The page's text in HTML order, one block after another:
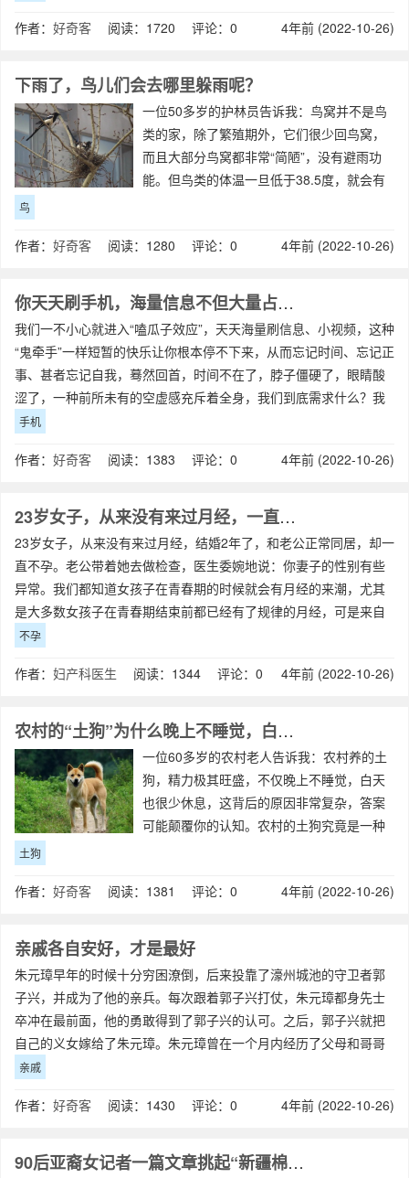
作者： 好奇客 阅读：1720 评论：0 4年前 (2022-10-26)
下雨了，鸟儿们会去哪里躲雨呢？
一位50多岁的护林员告诉我：鸟窝并不是鸟
类的家，除了繁殖期外，它们很少回鸟窝，
而且大部分鸟窝都非常“简陋”，没有避雨功
能。但鸟类的体温一旦低于38.5度，就会有
何躲雨的呢？答案可能颠覆你的认知。
鸟
作者： 好奇客 阅读：1280 评论：0 4年前 (2022-10-26)
你天天刷手机，海量信息不但大量占据大脑，而且耗费了你宝贵的时间
我们一不小心就进入“嗑瓜子效应”，天天海量刷信息、小视频，这种
“鬼牵手”一样短暂的快乐让你根本停不下来，从而忘记时间、忘记正
事、甚者忘记自我，蓦然回首，时间不在了，脖子僵硬了，眼睛酸
涩了，一种前所未有的空虚感充斥着全身，我们到底需求什么？我
们获得了什么？头脑里的多巴胺分
手机
作者： 好奇客 阅读：1383 评论：0 4年前 (2022-10-26)
23岁女子，从来没有来过月经，一直不孕
23岁女子，从来没有来过月经，结婚2年了，和老公正常同居，却一
直不孕。老公带着她去做检查，医生委婉地说：你妻子的性别有些
异常。我们都知道女孩子在青春期的时候就会有月经的来潮，尤其
是大多数女孩子在青春期结束前都已经有了规律的月经，可是来自
江苏的李兰兰，她在青春期的时候并没
不孕
作者： 妇产科医生 阅读：1344 评论：0 4年前 (2022-10-26)
农村的“土狗”为什么晚上不睡觉，白天也很少睡觉?
一位60多岁的农村老人告诉我：农村养的土
狗，精力极其旺盛，不仅晚上不睡觉，白天
也很少休息，这背后的原因非常复杂，答案
可能颠覆你的认知。农村的土狗究竟是一种
诚、温顺，毛色以黄、黑为主，外形酷似土
土狗
作者： 好奇客 阅读：1381 评论：0 4年前 (2022-10-26)
亲戚各自安好，才是最好
朱元璋早年的时候十分穷困潦倒，后来投靠了濠州城池的守卫者郭
子兴，并成为了他的亲兵。每次跟着郭子兴打仗，朱元璋都身先士
卒冲在最前面，他的勇敢得到了郭子兴的认可。之后，郭子兴就把
自己的义女嫁给了朱元璋。朱元璋曾在一个月内经历了父母和哥哥
都被饿死的痛苦经历，郭子兴把女儿嫁给自
亲戚
作者： 好奇客 阅读：1430 评论：0 4年前 (2022-10-26)
90后亚裔女记者一篇文章挑起“新疆棉事件”，她本人竟连新疆都没去过